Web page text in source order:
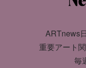
ARTnews
重要アート
毎